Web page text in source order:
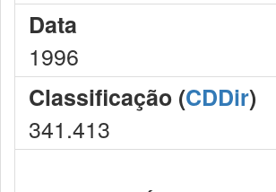
Data
1996
Classificação (CDDir)
341.413